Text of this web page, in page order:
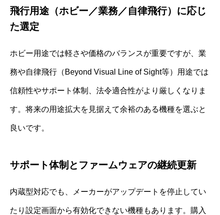
飛行用途（ホビー／業務／自律飛行）に応じ
た選定
ホビー用途では軽さや価格のバランスが重要ですが、業
務や自律飛行（Beyond Visual Line of Sight等）用途では
信頼性やサポート体制、法令適合性がより厳しくなりま
す。将来の用途拡大を見据えて余裕のある機種を選ぶと
良いです。
サポート体制とファームウェアの継続更新
内蔵型対応でも、メーカーがアップデートを停止してい
たり設定画面から有効化できない機種もあります。購入